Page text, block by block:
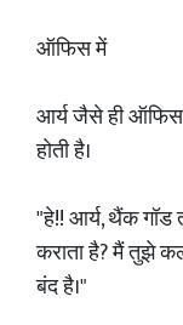
ऑफिस में
आर्य जैसे ही
होती है।
"हे!! आर्य, थैंक गॉड
कराता है? मैं तुझे
बंद है।"